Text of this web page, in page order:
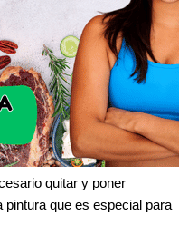
quitar y poner
que es especial para